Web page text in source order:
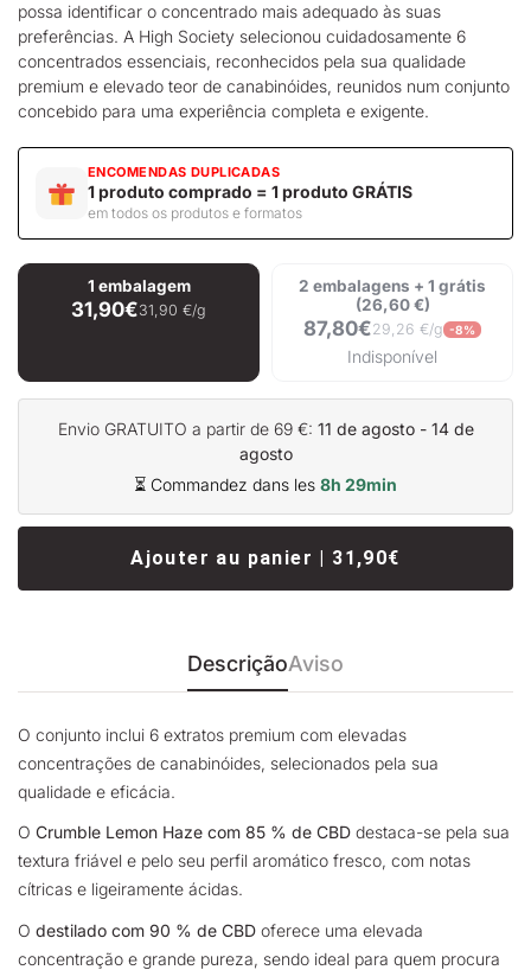
possa identificar o concentrado mais adequado às suas
preferências. A High Society selecionou cuidadosamente 6
concentrados essenciais, reconhecidos pela sua qualidade
premium e elevado teor de canabinóides, reunidos num conjunto
concebido para uma experiência completa e exigente.
ENCOMENDAS DUPLICADAS
1 produto comprado = 1 produto GRÁTIS
em todos os produtos e formatos
1 embalagem
31,90€31,90 €/g
2 embalagens + 1 grátis
(26,60 €)
87,80€29,26 €/g -8%
Indisponível
Envio GRATUITO a partir de 69 €: 11 de agosto - 14 de
agosto
⏳ Commandez dans les 8h 29min
Ajouter au panier | 31,90€
DescriçãoAviso
O conjunto inclui 6 extratos premium com elevadas
concentrações de canabinóides, selecionados pela sua
qualidade e eficácia.
O Crumble Lemon Haze com 85 % de CBD destaca-se pela sua
textura friável e pelo seu perfil aromático fresco, com notas
cítricas e ligeiramente ácidas.
O destilado com 90 % de CBD oferece uma elevada
concentração e grande pureza, sendo ideal para quem procura